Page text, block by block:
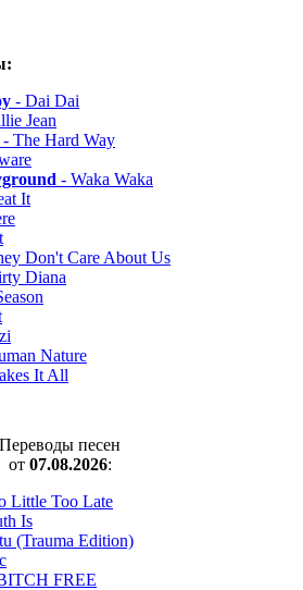
- Dai Dai
Jean
- The Hard Way
- Waka Waka
It
Don't Care About Us
Diana
Nature
It All
Переводы песен
от 07.08.2026:
Little Too Late
Is
(Trauma Edition)
FREE